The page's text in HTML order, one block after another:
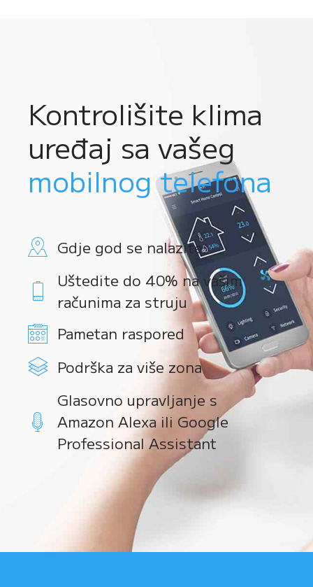
Kontrolišite klima
uređaj sa vašeg
mobilnog telefona
Gdje god se nalazite
Uštedite do 40% na vašim
računima za struju
Pametan raspored
Podrška za više zona
Glasovno upravljanje s
Amazon Alexa ili Google
Professional Assistant